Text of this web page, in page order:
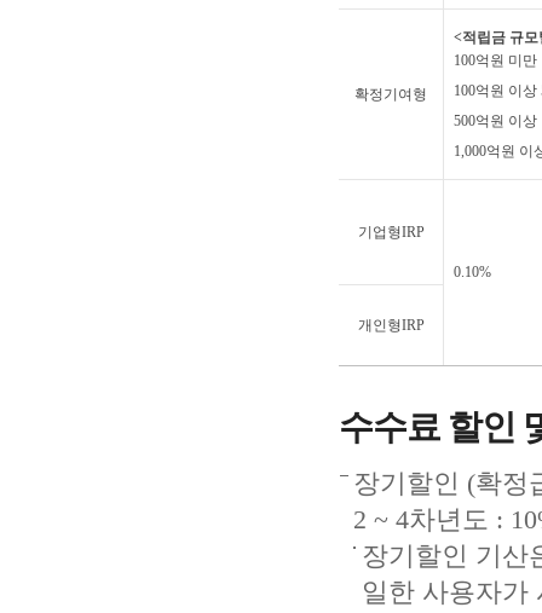
확정기여형
<적립금 규
100억원 미만
100억원 이상
500억원 이상
1,000억원 이
기업형IRP
0.10%
개인형IRP
수수료 할인
장기할인 (확정
2 ~ 4차년도 :
장기할인 기산
일한 사용자가